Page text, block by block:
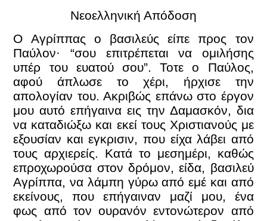
Νεοελληνική Απόδοση
Ο Αγρίππας ο βασιλεύς είπε προς τον
Παύλον· “σου επιτρέπεται να ομιλήσης
υπέρ του ευατού σου”. Τοτε ο Παύλος,
αφού άπλωσε το χέρι, ήρχισε την
απολογίαν του. Ακριβώς επάνω στο έργον
μου αυτό επήγαινα εις την Δαμασκόν, δια
να καταδιώξω και εκεί τους Χριστιανούς με
εξουσίαν και εγκρισιν, που είχα λάβει από
τους αρχιερείς. Κατά το μεσημέρι, καθώς
επροχωρούσα στον δρόμον, είδα, βασιλεύ
Αγρίππα, να λάμπη γύρω από εμέ και από
εκείνους, που επήγαιναν μαζί μου, ένα
φως από τον ουρανόν εντονώτερον από